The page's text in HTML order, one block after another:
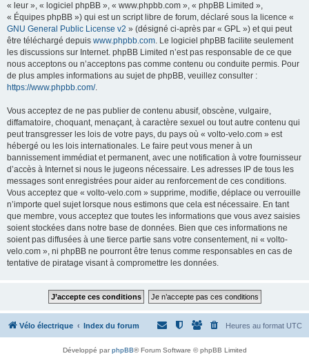
« leur », « logiciel phpBB », « www.phpbb.com », « phpBB Limited »,
« Équipes phpBB ») qui est un script libre de forum, déclaré sous la licence «
GNU General Public License v2 » (désigné ci-après par « GPL ») et qui peut
être téléchargé depuis www.phpbb.com. Le logiciel phpBB facilite seulement
les discussions sur Internet. phpBB Limited n’est pas responsable de ce que
nous acceptons ou n’acceptons pas comme contenu ou conduite permis. Pour
de plus amples informations au sujet de phpBB, veuillez consulter :
https://www.phpbb.com/.
Vous acceptez de ne pas publier de contenu abusif, obscène, vulgaire,
diffamatoire, choquant, menaçant, à caractère sexuel ou tout autre contenu qui
peut transgresser les lois de votre pays, du pays où « volto-velo.com » est
hébergé ou les lois internationales. Le faire peut vous mener à un
bannissement immédiat et permanent, avec une notification à votre fournisseur
d’accès à Internet si nous le jugeons nécessaire. Les adresses IP de tous les
messages sont enregistrées pour aider au renforcement de ces conditions.
Vous acceptez que « volto-velo.com » supprime, modifie, déplace ou verrouille
n’importe quel sujet lorsque nous estimons que cela est nécessaire. En tant
que membre, vous acceptez que toutes les informations que vous avez saisies
soient stockées dans notre base de données. Bien que ces informations ne
soient pas diffusées à une tierce partie sans votre consentement, ni « volto-
velo.com », ni phpBB ne pourront être tenus comme responsables en cas de
tentative de piratage visant à compromettre les données.
Vélo électrique Index du forum Heures au format UTC
Développé parphpBB® Forum Software © phpBB Limited